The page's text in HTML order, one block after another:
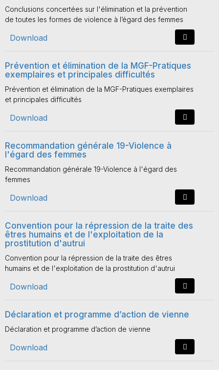
Conclusions concertées sur l'élimination et la prévention
de toutes les formes de violence à l’égard des femmes
Download
Prévention et élimination de la MGF-Pratiques
exemplaires et principales difficultés
Prévention et élimination de la MGF-Pratiques exemplaires
et principales difficultés
Download
Recommandation générale 19-Violence à
l'égard des femmes
Recommandation générale 19-Violence à l'égard des
femmes
Download
Convention pour la répression de la traite des
êtres humains et de l'exploitation de la
prostitution d'autrui
Convention pour la répression de la traite des êtres
humains et de l'exploitation de la prostitution d'autrui
Download
Déclaration et programme d’action de vienne
Déclaration et programme d’action de vienne
Download